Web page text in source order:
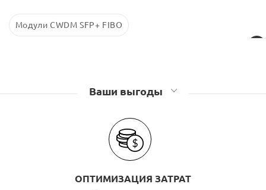
Модули CWDM SFP+ FIBO
Ваши выгоды
ОПТИМИЗАЦИЯ ЗАТРАТ